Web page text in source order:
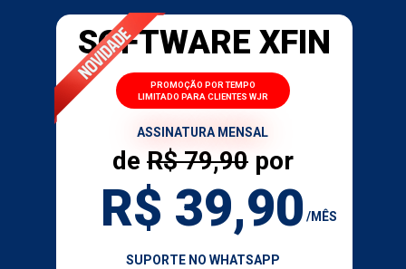
SOFTWARE XFIN
de R$ 79,90 por
R$ 39,90 /MÊS
SUPORTE NO WHATSAPP
ASSINATURA MENSAL
LIMITADO PARA CLIENTES WJR